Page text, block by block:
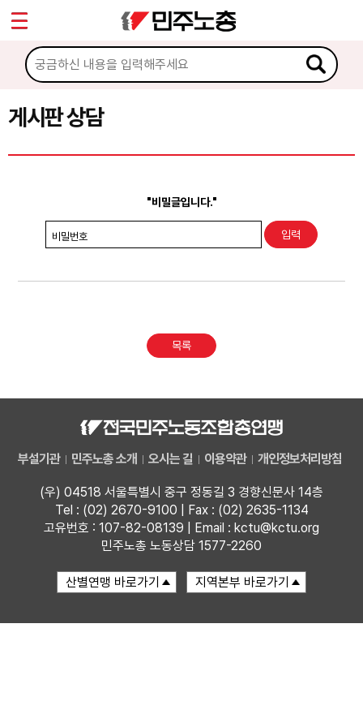
게시판 상담
"비밀글입니다."
비밀번호
목록
부설기관 민주노총 소개 오시는 길 이용약관 개인정보처리방침
(우) 04518 서울특별시 중구 정동길 3 경향신문사 14층
Tel : (02) 2670-9100 | Fax : (02) 2635-1134
고유번호 : 107-82-08139 | Email : kctu@kctu.org
민주노총 노동상담 1577-2260
마이페이지
소개
소식
노동상담
권리찾기수첩 검색
찾아보기
Sketchbook5, 스케치북5
Sketchbook5, 스케치북5